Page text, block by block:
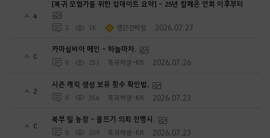
4
[복귀 모험가를 위한 업데이트 요약] - 25년 칼페온 연회 이후부터
2 1K 생간건비탕 2026.07.27
0
카마실비아 메인 - 하늘마차.
0 251 흑귀하양-KR 2026.07.26
2
시즌 캐릭 생성 보유 횟수 확인법.
0 356 흑귀하양-KR 2026.07.23
0
북부 밀 농장 - 물뜨기 의뢰 진행시.
0 239 흑귀하양-KR 2026.07.23